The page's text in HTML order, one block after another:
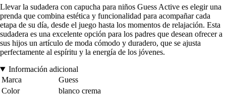
Llevar la sudadera con capucha para niños Guess Active es elegir una
prenda que combina estética y funcionalidad para acompañar cada
etapa de su día, desde el juego hasta los momentos de relajación. Esta
sudadera es una excelente opción para los padres que desean ofrecer a
sus hijos un artículo de moda cómodo y duradero, que se ajusta
perfectamente al espíritu y la energía de los jóvenes.
Información adicional
Marca
Guess
Color
blanco crema